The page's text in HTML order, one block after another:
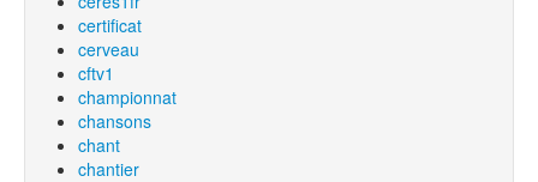
certificat
cerveau
cftv1
championnat
chansons
chant
chantier